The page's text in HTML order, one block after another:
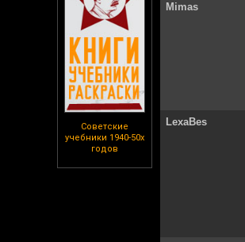
Советские
учебники 1940-50х
годов
Mimas
LexaBes